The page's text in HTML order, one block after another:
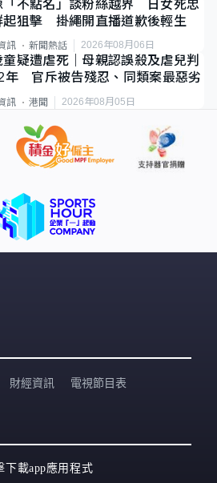
「不點名」談粉絲越界 日女死忠
起狙擊 掛繩開直播道歉後輕生
訊 新聞熱話 2026年08月06日
童疑遭虐死｜母親認誤殺及虐兒判
年 官斥被告殘忍、同類案最惡劣
訊 港聞 2026年08月05日
財經資訊 電視節目表
下載app應用程式